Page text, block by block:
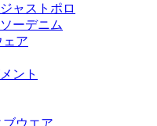
ャストポロ
ーデニム
ェア
ント
ウエア